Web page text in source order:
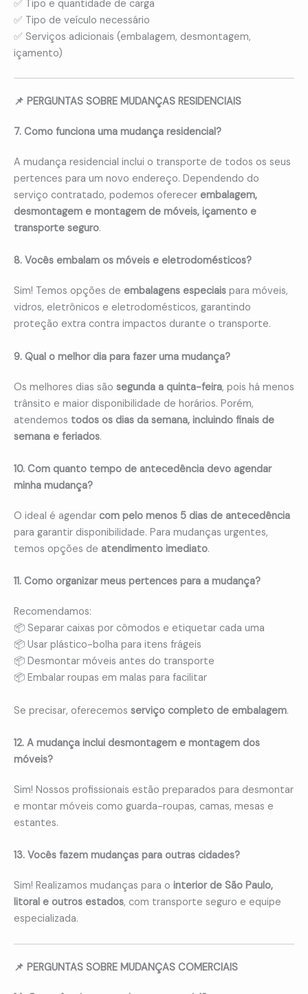
✅ Tipo e quantidade de carga
✅ Tipo de veículo necessário
✅ Serviços adicionais (embalagem, desmontagem,
içamento)
📌 PERGUNTAS SOBRE MUDANÇAS RESIDENCIAIS
7. Como funciona uma mudança residencial?
A mudança residencial inclui o transporte de todos os seus
pertences para um novo endereço. Dependendo do
serviço contratado, podemos oferecer embalagem,
desmontagem e montagem de móveis, içamento e
transporte seguro.
8. Vocês embalam os móveis e eletrodomésticos?
Sim! Temos opções de embalagens especiais para móveis,
vidros, eletrônicos e eletrodomésticos, garantindo
proteção extra contra impactos durante o transporte.
9. Qual o melhor dia para fazer uma mudança?
Os melhores dias são segunda a quinta-feira, pois há menos
trânsito e maior disponibilidade de horários. Porém,
atendemos todos os dias da semana, incluindo finais de
semana e feriados.
10. Com quanto tempo de antecedência devo agendar
minha mudança?
O ideal é agendar com pelo menos 5 dias de antecedência
para garantir disponibilidade. Para mudanças urgentes,
temos opções de atendimento imediato.
11. Como organizar meus pertences para a mudança?
Recomendamos:
📦 Separar caixas por cômodos e etiquetar cada uma
📦 Usar plástico-bolha para itens frágeis
📦 Desmontar móveis antes do transporte
📦 Embalar roupas em malas para facilitar
Se precisar, oferecemos serviço completo de embalagem.
12. A mudança inclui desmontagem e montagem dos
móveis?
Sim! Nossos profissionais estão preparados para desmontar
e montar móveis como guarda-roupas, camas, mesas e
estantes.
13. Vocês fazem mudanças para outras cidades?
Sim! Realizamos mudanças para o interior de São Paulo,
litoral e outros estados, com transporte seguro e equipe
especializada.
📌 PERGUNTAS SOBRE MUDANÇAS COMERCIAIS